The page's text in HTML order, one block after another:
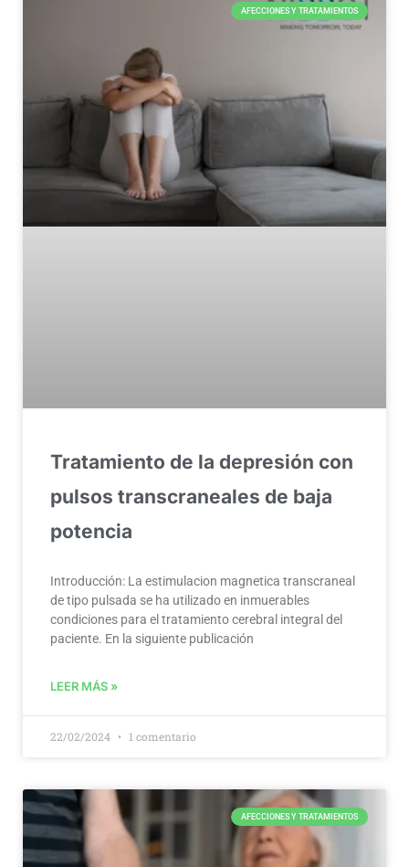
AFECCIONES Y TRATAMIENTOS
Tratamiento de la depresión con
pulsos transcraneales de baja
potencia
Introducción: La estimulacion magnetica transcraneal
de tipo pulsada se ha utilizado en inmuerables
condiciones para el tratamiento cerebral integral del
paciente. En la siguiente publicación
LEER MÁS »
22/02/2024 1 comentario
AFECCIONES Y TRATAMIENTOS